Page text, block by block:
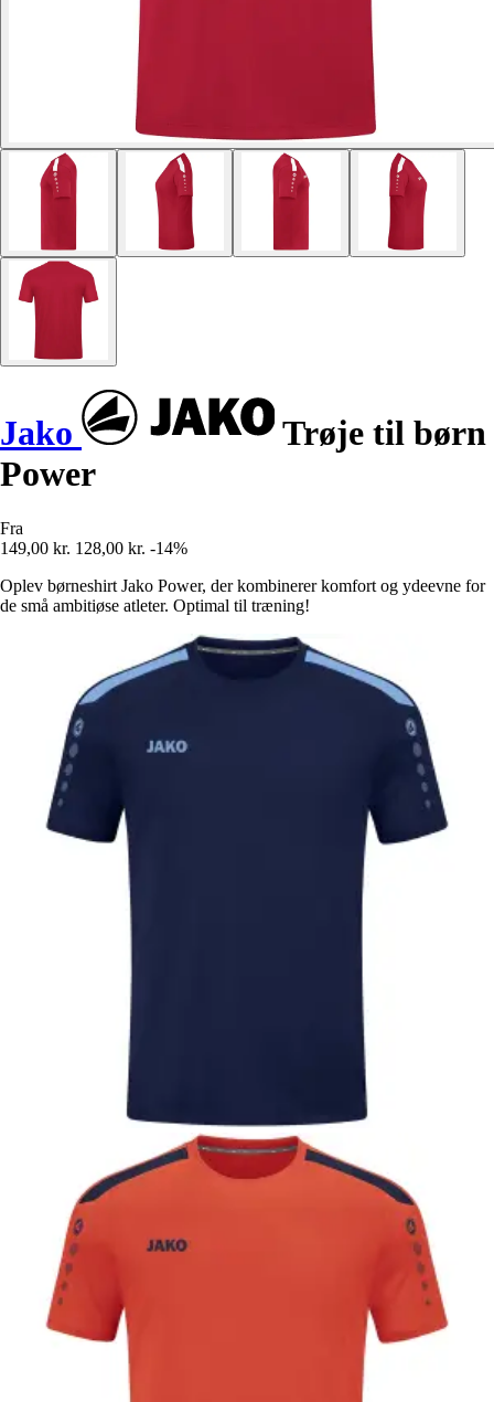
Jako
Trøje til børn
Power
Fra
149,00 kr. 128,00 kr. -14%
Oplev børneshirt Jako Power, der kombinerer komfort og ydeevne for
de små ambitiøse atleter. Optimal til træning!